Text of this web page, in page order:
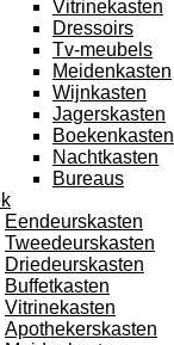
Vitrinekasten
Dressoirs
Tv-meubels
Meidenkasten
Wijnkasten
Jagerskasten
Boekenkasten
Nachtkasten
Bureaus
Eendeurskasten
Tweedeurskasten
Driedeurskasten
Buffetkasten
Vitrinekasten
Apothekerskasten